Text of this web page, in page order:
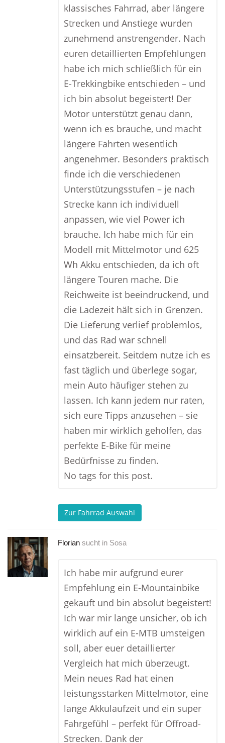
klassisches Fahrrad, aber längere
Strecken und Anstiege wurden
zunehmend anstrengender. Nach
euren detaillierten Empfehlungen
habe ich mich schließlich für ein
E-Trekkingbike entschieden – und
ich bin absolut begeistert! Der
Motor unterstützt genau dann,
wenn ich es brauche, und macht
längere Fahrten wesentlich
angenehmer. Besonders praktisch
finde ich die verschiedenen
Unterstützungsstufen – je nach
Strecke kann ich individuell
anpassen, wie viel Power ich
brauche. Ich habe mich für ein
Modell mit Mittelmotor und 625
Wh Akku entschieden, da ich oft
längere Touren mache. Die
Reichweite ist beeindruckend, und
die Ladezeit hält sich in Grenzen.
Die Lieferung verlief problemlos,
und das Rad war schnell
einsatzbereit. Seitdem nutze ich es
fast täglich und überlege sogar,
mein Auto häufiger stehen zu
lassen. Ich kann jedem nur raten,
sich eure Tipps anzusehen – sie
haben mir wirklich geholfen, das
perfekte E-Bike für meine
Bedürfnisse zu finden.
No tags for this post.
Zur Fahrrad Auswahl
Florian sucht in Sosa
Ich habe mir aufgrund eurer
Empfehlung ein E-Mountainbike
gekauft und bin absolut begeistert!
Ich war mir lange unsicher, ob ich
wirklich auf ein E-MTB umsteigen
soll, aber euer detaillierter
Vergleich hat mich überzeugt.
Mein neues Rad hat einen
leistungsstarken Mittelmotor, eine
lange Akkulaufzeit und ein super
Fahrgefühl – perfekt für Offroad-
Strecken. Dank der